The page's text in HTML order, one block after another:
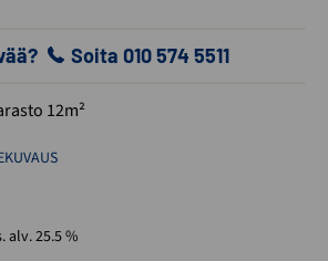
Soita 010 574 5511
12m²
alv. 25.5 %